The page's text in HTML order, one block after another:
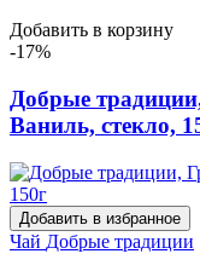
Добавить в корзину
-17%
Добрые
Ваниль, стекло,
Добавить в избранное
Чай Добрые традиции